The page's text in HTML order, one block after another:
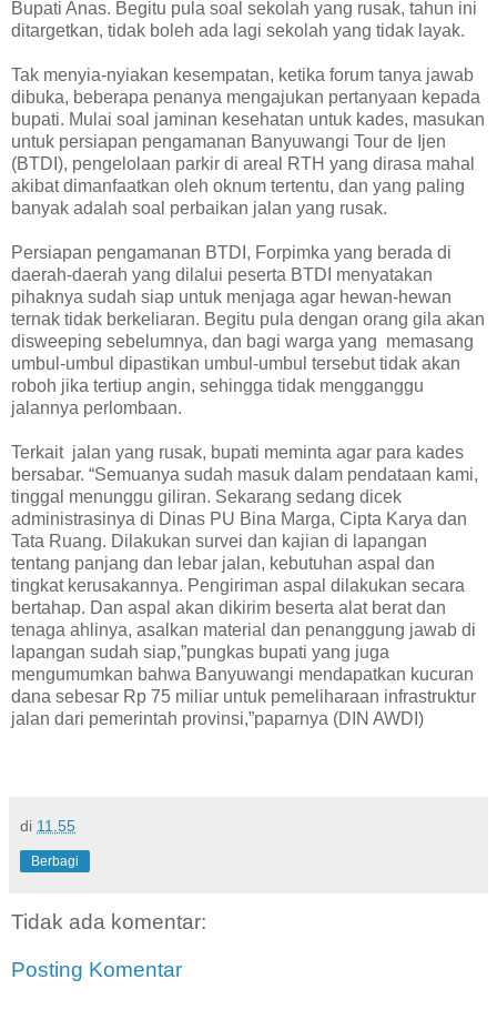
Bupati Anas. Begitu pula soal sekolah yang rusak, tahun ini
ditargetkan, tidak boleh ada lagi sekolah yang tidak layak.
Tak menyia-nyiakan kesempatan, ketika forum tanya jawab
dibuka, beberapa penanya mengajukan pertanyaan kepada
bupati. Mulai soal jaminan kesehatan untuk kades, masukan
untuk persiapan pengamanan Banyuwangi Tour de Ijen
(BTDI), pengelolaan parkir di areal RTH yang dirasa mahal
akibat dimanfaatkan oleh oknum tertentu, dan yang paling
banyak adalah soal perbaikan jalan yang rusak.
Persiapan pengamanan BTDI, Forpimka yang berada di
daerah-daerah yang dilalui peserta BTDI menyatakan
pihaknya sudah siap untuk menjaga agar hewan-hewan
ternak tidak berkeliaran. Begitu pula dengan orang gila akan
disweeping sebelumnya, dan bagi warga yang memasang
umbul-umbul dipastikan umbul-umbul tersebut tidak akan
roboh jika tertiup angin, sehingga tidak mengganggu
jalannya perlombaan.
Terkait jalan yang rusak, bupati meminta agar para kades
bersabar. “Semuanya sudah masuk dalam pendataan kami,
tinggal menunggu giliran. Sekarang sedang dicek
administrasinya di Dinas PU Bina Marga, Cipta Karya dan
Tata Ruang. Dilakukan survei dan kajian di lapangan
tentang panjang dan lebar jalan, kebutuhan aspal dan
tingkat kerusakannya. Pengiriman aspal dilakukan secara
bertahap. Dan aspal akan dikirim beserta alat berat dan
tenaga ahlinya, asalkan material dan penanggung jawab di
lapangan sudah siap,”pungkas bupati yang juga
mengumumkan bahwa Banyuwangi mendapatkan kucuran
dana sebesar Rp 75 miliar untuk pemeliharaan infrastruktur
jalan dari pemerintah provinsi,”paparnya (DIN AWDI)
di 11.55
Berbagi
Tidak ada komentar:
Posting Komentar